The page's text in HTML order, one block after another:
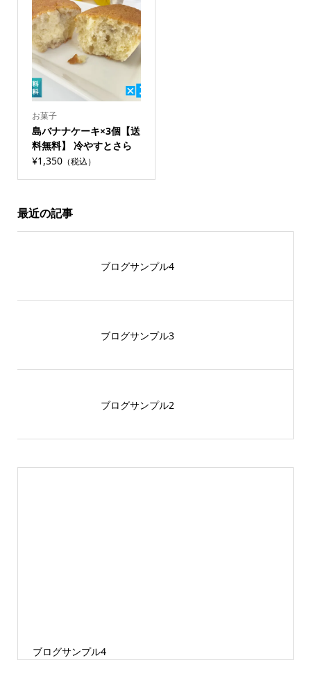
お菓子
島バナナケーキ×3個【送
料無料】 冷やすとさら
に美味しい
¥1,350（税込）
最近の記事
ブログサンプル4
ブログサンプル3
ブログサンプル2
ブログサンプル4